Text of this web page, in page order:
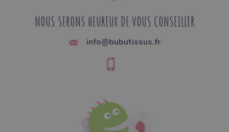
NOUS SERONS HEUREUX DE VOUS CONSEILLER
info@bubutissus.fr